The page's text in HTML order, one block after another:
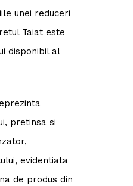
unei reduceri
Taiat este
disponibil al
pretinsa si
evidentiata
de produs din